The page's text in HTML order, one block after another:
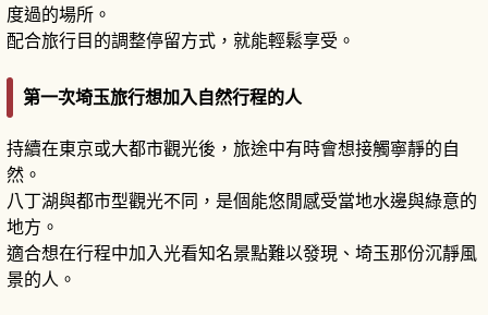
度過的場所。
配合旅行目的調整停留方式，就能輕鬆享受。
第一次埼玉旅行想加入自然行程的人
持續在東京或大都市觀光後，旅途中有時會想接觸寧靜的自
然。
八丁湖與都市型觀光不同，是個能悠閒感受當地水邊與綠意的
地方。
適合想在行程中加入光看知名景點難以發現、埼玉那份沉靜風
景的人。